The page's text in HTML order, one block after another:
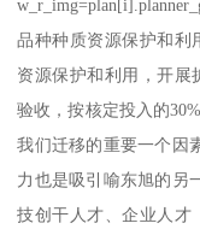
品种种质资源保护和利
资源保护和利用，开展
验收，按核定投入的
我们迁移的重要一个因
力也是吸引喻东旭的另
技创干人才、企业人才